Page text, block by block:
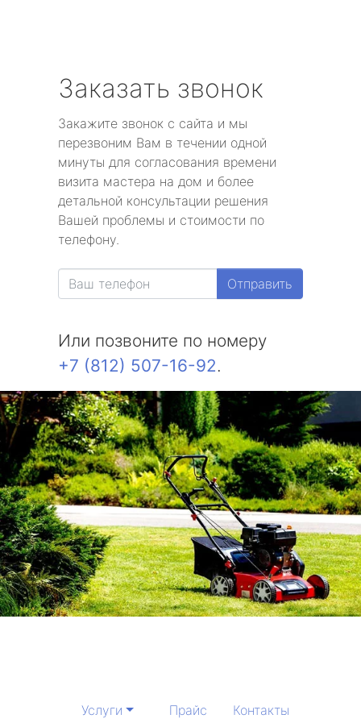
Заказать звонок
Закажите звонок с сайта и мы
перезвоним Вам в течении одной
минуты для согласования времени
визита мастера на дом и более
детальной консультации решения
Вашей проблемы и стоимости по
телефону.
Отправить
Или позвоните по номеру
+7 (812) 507-16-92.
Услуги Прайс Контакты